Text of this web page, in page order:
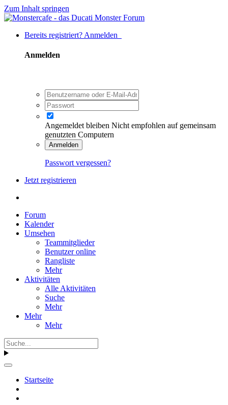
Zum Inhalt springen
Bereits registriert? Anmelden
Anmelden
Angemeldet bleiben Nicht empfohlen auf gemeinsam
genutzten Computern
Anmelden
Passwort vergessen?
Jetzt registrieren
Forum
Kalender
Umsehen
Teammitglieder
Benutzer online
Rangliste
Mehr
Aktivitäten
Alle Aktivitäten
Suche
Mehr
Mehr
Mehr
Startseite